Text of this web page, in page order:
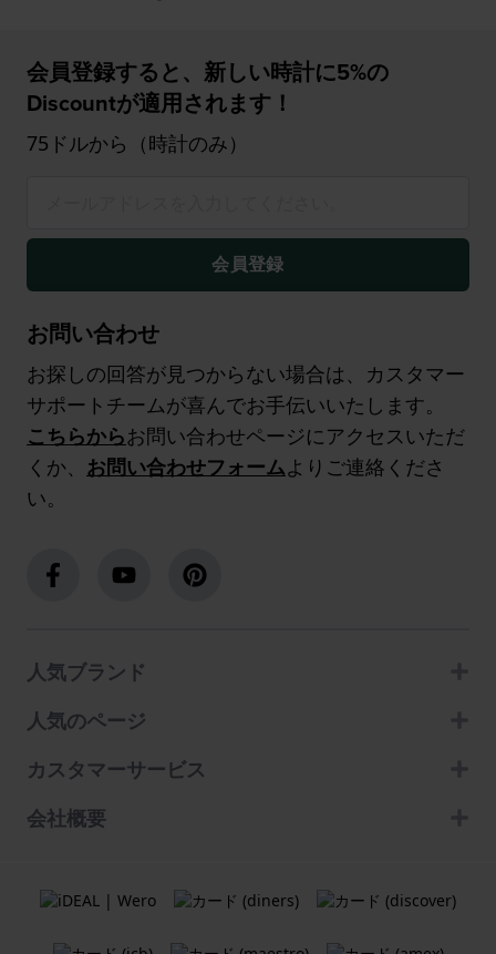
会員登録すると、新しい時計に5%の
Discountが適用されます！
75ドルから（時計のみ）
会員登録
お問い合わせ
お探しの回答が見つからない場合は、カスタマー
サポートチームが喜んでお手伝いいたします。
こちらからお問い合わせページにアクセスいただ
くか、 お問い合わせフォームよりご連絡くださ
い。
人気ブランド
人気のページ
カスタマーサービス
会社概要